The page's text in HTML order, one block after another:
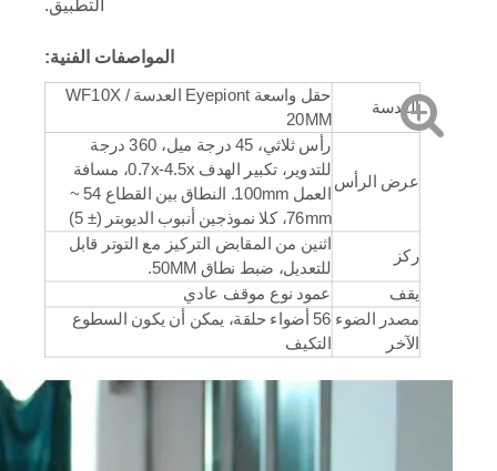
التطبيق.
المواصفات الفنية:
العدسة
حقل واسعة Eyepiont العدسة WF10X /
20MM
عرض الرأس
رأس ثلاثي، 45 درجة ميل، 360 درجة
للتدوير، تكبير الهدف 0.7x-4.5x، مسافة
العمل 100mm. النطاق بين القطاع 54 ~
76mm، كلا نموذجين أنبوب الديوبتر (± 5)
ركز
اثنين من المقابض التركيز مع التوتر قابل
للتعديل، ضبط نطاق 50MM.
يقف
عمود نوع موقف عادي
مصدر الضوء
الآخر
56 أضواء حلقة، يمكن أن يكون السطوع
التكيف